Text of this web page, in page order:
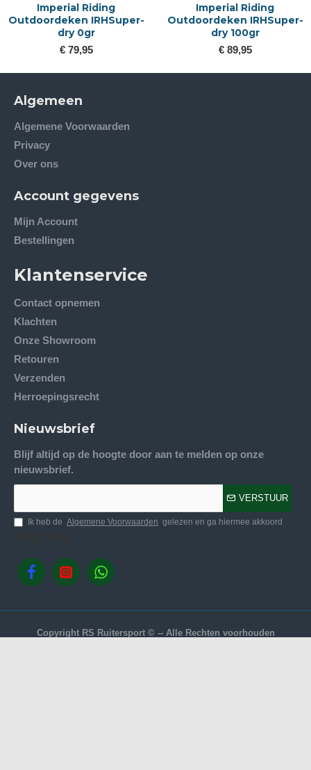
Imperial Riding
Outdoordeken IRHSuper-
dry 0gr
€ 79,95
Imperial Riding
Outdoordeken IRHSuper-
dry 100gr
€ 89,95
Algemeen
Algemene Voorwaarden
Privacy
Over ons
Account gegevens
Mijn Account
Bestellingen
Klantenservice
Contact opnemen
Klachten
Onze Showroom
Retouren
Verzenden
Herroepingsrecht
Nieuwsbrief
Blijf altijd op de hoogte door aan te melden op onze
nieuwsbrief.
VERSTUUR
Ik heb de Algemene Voorwaarden gelezen en ga hiermee akkoord
Copyright RS Ruitersport © -- Alle Rechten voorhouden